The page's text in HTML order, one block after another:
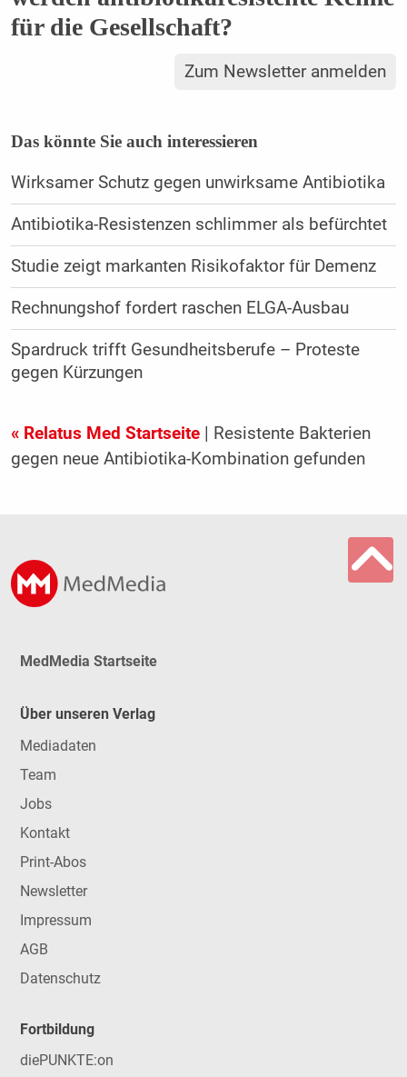
für die Gesellschaft?
Zum Newsletter anmelden
Das könnte Sie auch interessieren
Wirksamer Schutz gegen unwirksame Antibiotika
Antibiotika-Resistenzen schlimmer als befürchtet
Studie zeigt markanten Risikofaktor für Demenz
Rechnungshof fordert raschen ELGA-Ausbau
Spardruck trifft Gesundheitsberufe – Proteste
gegen Kürzungen
« Relatus Med Startseite| Resistente Bakterien
gegen neue Antibiotika-Kombination gefunden
MedMedia Startseite
Über unseren Verlag
Mediadaten
Team
Jobs
Kontakt
Print-Abos
Newsletter
Impressum
AGB
Datenschutz
Fortbildung
diePUNKTE:on